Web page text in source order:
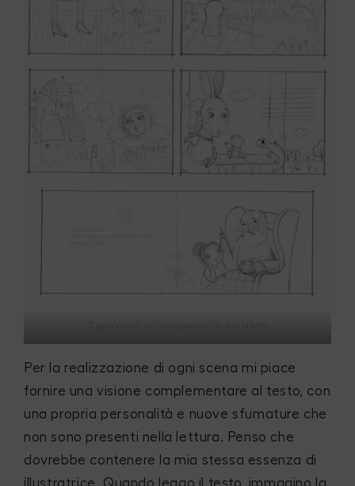
Storyboard nel processo di illustrazione
Per la realizzazione di ogni scena mi piace
fornire una visione complementare al testo, con
una propria personalità e nuove sfumature che
non sono presenti nella lettura. Penso che
dovrebbe contenere la mia stessa essenza di